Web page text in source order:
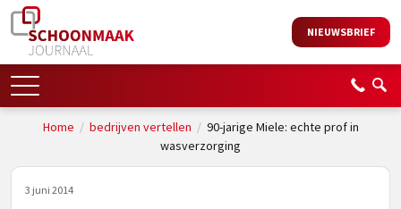
NIEUWSBRIEF
Home / bedrijven vertellen / 90-jarige Miele: echte prof in
wasverzorging
3 juni 2014